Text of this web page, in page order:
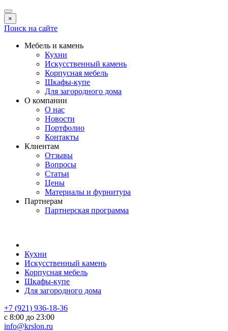
×
Поиск на сайте
Мебель и камень
Кухни
Искусственный камень
Корпусная мебель
Шкафы-купе
Для загородного дома
О компании
О нас
Новости
Портфолио
Контакты
Клиентам
Отзывы
Вопросы
Статьи
Цены
Материалы и фурнитура
Партнерам
Партнерская программа
Кухни
Искусственный камень
Корпусная мебель
Шкафы-купе
Для загородного дома
+7 (921) 936-18-36
с 8:00 до 23:00
info@krslon.ru